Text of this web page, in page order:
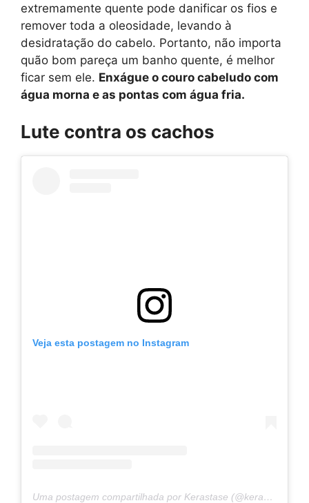
extremamente quente pode danificar os fios e
remover toda a oleosidade, levando à
desidratação do cabelo. Portanto, não importa
quão bom pareça um banho quente, é melhor
ficar sem ele. Enxágue o couro cabeludo com
água morna e as pontas com água fria.
Lute contra os cachos
Veja esta postagem no Instagram
Uma postagem compartilhada por Kerastase (@kerastase_official)